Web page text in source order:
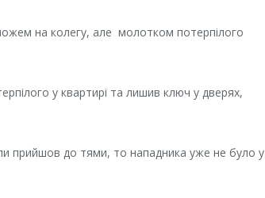
на колегу, але молотком потерпілого
у квартирі та лишив ключ у дверях,
прийшов до тями, то нападника уже не було у